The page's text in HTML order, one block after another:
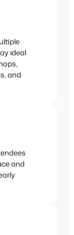
ideal
and
and